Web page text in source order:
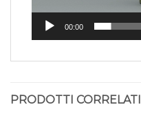
00:00
PRODOTTI CORRELATI